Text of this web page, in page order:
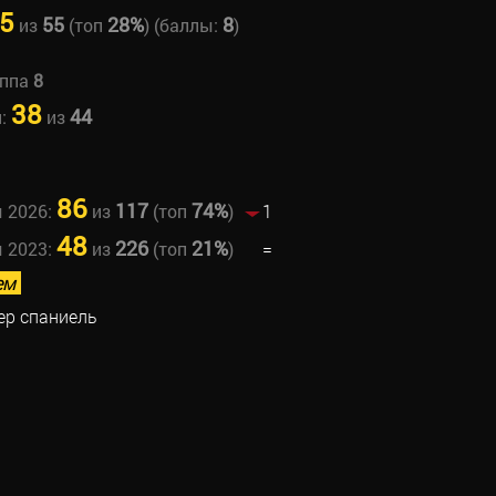
из 55(топ 28%) (баллы: 8)
8
38из44
2026: 86из 117(топ 74%)
1
2023: 48из 226(топ 21%)
=
спаниель